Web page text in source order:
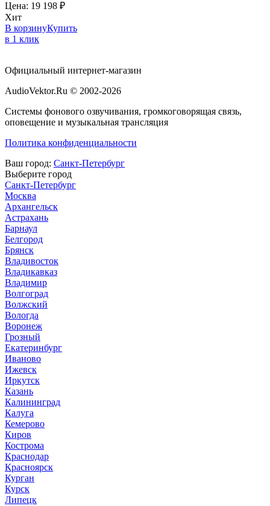
Цена: 19 198 ₽
Хит
В корзинуКупить
в 1 клик
Официальный интернет-магазин
AudioVektor.Ru © 2002-2026
Системы фонового озвучивания, громкоговорящая связь,
оповещение и музыкальная трансляция
Политика конфиденциальности
Ваш город: Санкт-Петербург
Выберите город
Санкт-Петербург
Москва
Архангельск
Астрахань
Барнаул
Белгород
Брянск
Владивосток
Владикавказ
Владимир
Волгоград
Волжский
Вологда
Воронеж
Грозный
Екатеринбург
Иваново
Ижевск
Иркутск
Казань
Калининград
Калуга
Кемерово
Киров
Кострома
Краснодар
Красноярск
Курган
Курск
Липецк